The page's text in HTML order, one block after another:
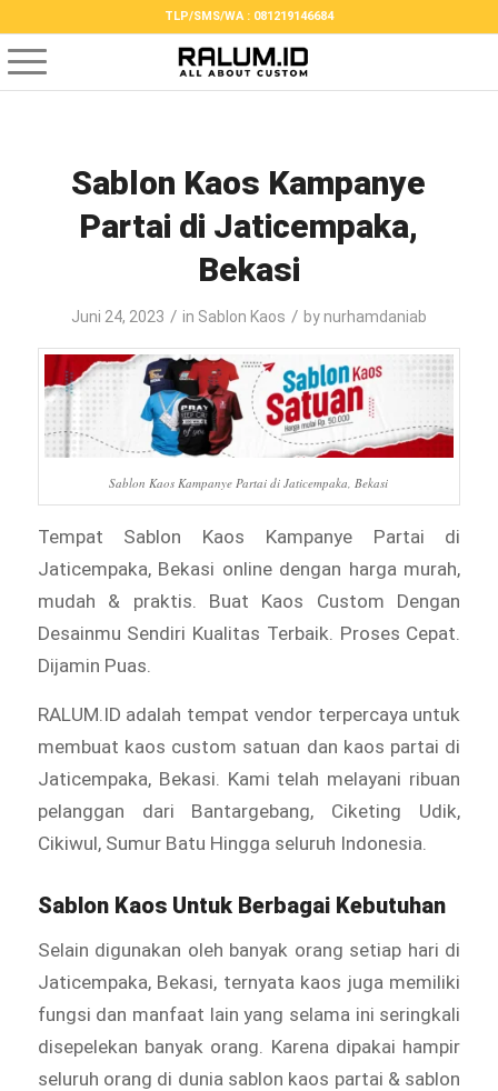
TLP/SMS/WA : 081219146684
Sablon Kaos Kampanye
Partai di Jaticempaka,
Bekasi
Juni 24, 2023 / in Sablon Kaos / bynurhamdaniab
Sablon Kaos Kampanye Partai di Jaticempaka, Bekasi
Tempat Sablon Kaos Kampanye Partai di
Jaticempaka, Bekasi online dengan harga murah,
mudah & praktis. Buat Kaos Custom Dengan
Desainmu Sendiri Kualitas Terbaik. Proses Cepat.
Dijamin Puas.
RALUM.ID adalah tempat vendor terpercaya untuk
membuat kaos custom satuan dan kaos partai di
Jaticempaka, Bekasi. Kami telah melayani ribuan
pelanggan dari Bantargebang, Ciketing Udik,
Cikiwul, Sumur Batu Hingga seluruh Indonesia.
Sablon Kaos Untuk Berbagai Kebutuhan
Selain digunakan oleh banyak orang setiap hari di
Jaticempaka, Bekasi, ternyata kaos juga memiliki
fungsi dan manfaat lain yang selama ini seringkali
disepelekan banyak orang. Karena dipakai hampir
seluruh orang di dunia sablon kaos partai & sablon